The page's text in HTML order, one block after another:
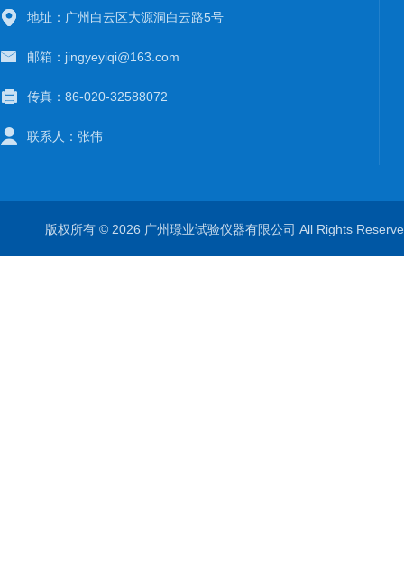
地址：广州白云区大源洞白云路5号
邮箱：jingyeyiqi@163.com
传真：86-020-32588072
联系人：张伟
版权所有 © 2026 广州璟业试验仪器有限公司 All Rights